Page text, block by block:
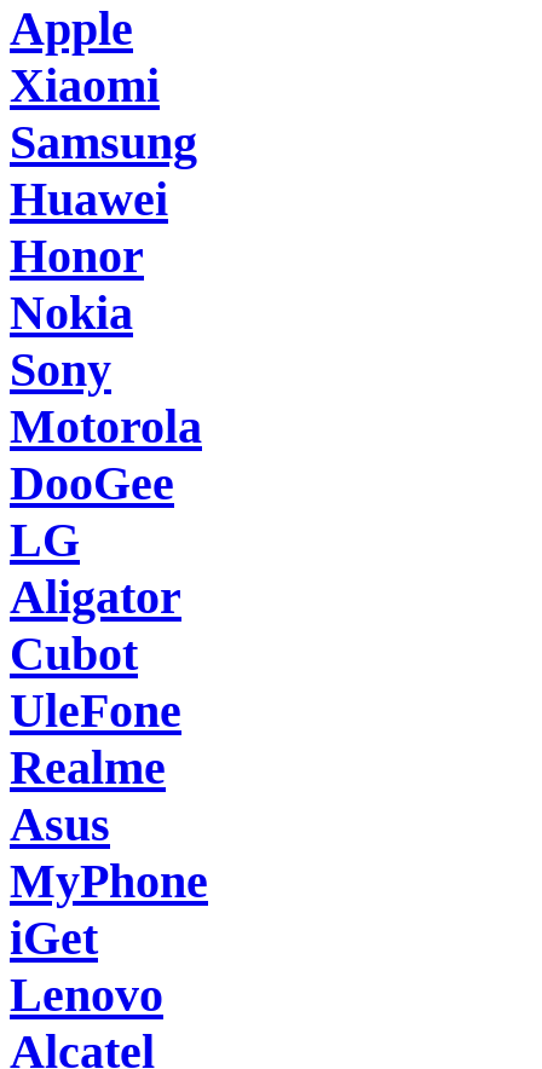
Apple
Xiaomi
Samsung
Huawei
Honor
Nokia
Sony
Motorola
DooGee
LG
Aligator
Cubot
UleFone
Realme
Asus
MyPhone
iGet
Lenovo
Alcatel